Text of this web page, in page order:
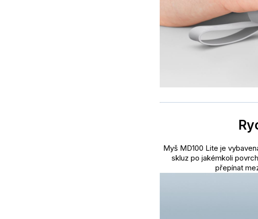
Myš MD100 Lite je
skluz po jakémkoli
přepínat